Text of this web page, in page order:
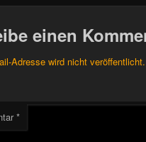
einen
Adresse wird nicht veröffentlicht.
*